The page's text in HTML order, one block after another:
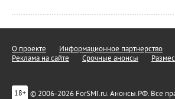
О проекте Информационное партнерство
Реклама на сайте
Срочные анонсы
18+ © 2006-2026 ForSMI.ru. Анонсы.РФ. Все